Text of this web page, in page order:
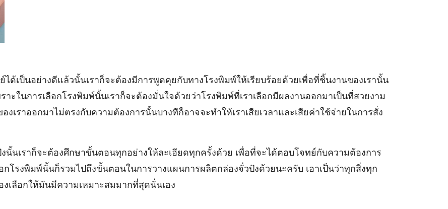
ด้เป็นอย่างดีแล้วนั้นเราก็จะต้องมีการพูดคุยกับทางโรงพิมพ์ให้เรียบร้อยด้วยเพื่อที่ชิ้นงานของเรานั้น
ะในการเลือกโรงพิมพ์นั้นเราก็จะต้องมั่นใจด้วยว่าโรงพิมพ์ที่เราเลือกมีผลงานออกมาเป็นที่สวยงาม
งเราออกมาไม่ตรงกับความต้องการนั้นบางทีก็อาจจะทำให้เราเสียเวลาและเสียค่าใช้จ่ายในการสั่ง
นั้นเราก็จะต้องศึกษาขั้นตอนทุกอย่างให้ละเอียดทุกครั้งด้วย เพื่อที่จะได้ตอบโจทย์กับความต้องการ
กโรงพิมพ์นั้นก็รวมไปถึงขั้นตอนในการวางแผนการผลิตกล่องจั่วปังด้วยนะครับ เอาเป็นว่าทุกสิ่งทุก
เลือกให้มันมีความเหมาะสมมากที่สุดนั่นเอง